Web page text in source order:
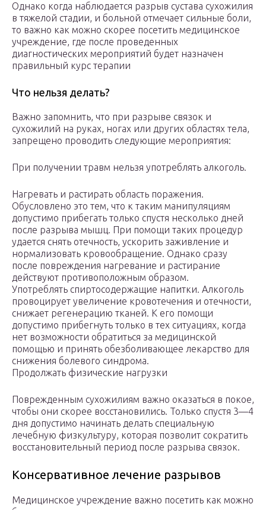
Однако когда наблюдается разрыв сустава сухожилия
в тяжелой стадии, и больной отмечает сильные боли,
то важно как можно скорее посетить медицинское
учреждение, где после проведенных
диагностических мероприятий будет назначен
правильный курс терапии
Что нельзя делать?
Важно запомнить, что при разрыве связок и
сухожилий на руках, ногах или других областях тела,
запрещено проводить следующие мероприятия:
При получении травм нельзя употреблять алкоголь.
Нагревать и растирать область поражения.
Обусловлено это тем, что к таким манипуляциям
допустимо прибегать только спустя несколько дней
после разрыва мышц. При помощи таких процедур
удается снять отечность, ускорить заживление и
нормализовать кровообращение. Однако сразу
после повреждения нагревание и растирание
действуют противоположным образом.
Употреблять спиртосодержащие напитки. Алкоголь
провоцирует увеличение кровотечения и отечности,
снижает регенерацию тканей. К его помощи
допустимо прибегнуть только в тех ситуациях, когда
нет возможности обратиться за медицинской
помощью и принять обезболивающее лекарство для
снижения болевого синдрома.
Продолжать физические нагрузки
Поврежденным сухожилиям важно оказаться в покое,
чтобы они скорее восстановились. Только спустя 3—4
дня допустимо начинать делать специальную
лечебную физкультуру, которая позволит сократить
восстановительный период после разрыва связок.
Консервативное лечение разрывов
Медицинское учреждение важно посетить как можно